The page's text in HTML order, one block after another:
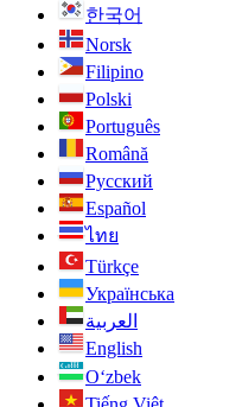
한국어
Norsk
Filipino
Polski
Português
Română
Русский
Español
ไทย
Türkçe
Українська
العربية
English
O‘zbek